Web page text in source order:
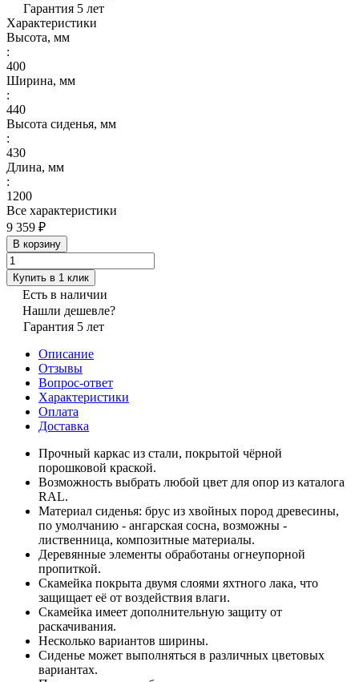
Гарантия 5 лет
Характеристики
Высота, мм
:
400
Ширина, мм
:
440
Высота сиденья, мм
:
430
Длина, мм
:
1200
Все характеристики
9 359 ₽
В корзину
Купить в 1 клик
Есть в наличии
Нашли дешевле?
Гарантия 5 лет
Описание
Отзывы
Вопрос-ответ
Характеристики
Оплата
Доставка
Прочный каркас из стали, покрытой чёрной
порошковой краской.
Возможность выбрать любой цвет для опор из каталога
RAL.
Материал сиденья: брус из хвойных пород древесины,
по умолчанию - ангарская сосна, возможны -
лиственница, композитные материалы.
Деревянные элементы обработаны огнеупорной
пропиткой.
Скамейка покрыта двумя слоями яхтного лака, что
защищает её от воздействия влаги.
Скамейка имеет дополнительную защиту от
раскачивания.
Несколько вариантов ширины.
Сиденье может выполняться в различных цветовых
вариантах.